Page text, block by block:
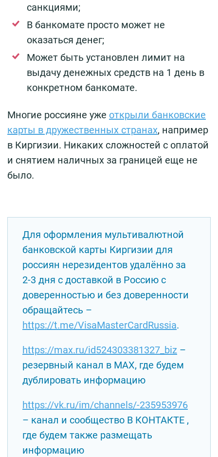
санкциями;
В банкомате просто может не
оказаться денег;
Может быть установлен лимит на
выдачу денежных средств на 1 день в
конкретном банкомате.
Многие россияне уже открыли банковские
карты в дружественных странах, например
в Киргизии. Никаких сложностей с оплатой
и снятием наличных за границей еще не
было.
Для оформления мультивалютной
банковской карты Киргизии для
россиян нерезидентов удалённо за
2-3 дня с доставкой в Россию с
доверенностью и без доверенности
обращайтесь –
https://t.me/VisaMasterCardRussia.
https://max.ru/id524303381327_biz –
резервный канал в MAX, где будем
дублировать информацию
https://vk.ru/im/channels/-235953976
– канал и сообщество В КОНТАКТЕ ,
где будем также размещать
информацию